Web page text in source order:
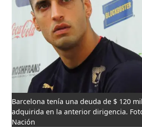
Barcelona tenía una deuda de $ 120
adquirida en la anterior dirigencia.
Nación